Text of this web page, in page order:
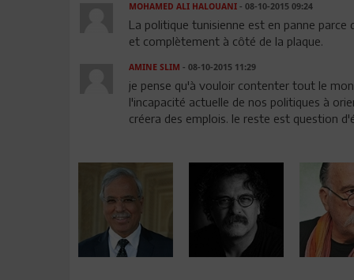
MOHAMED ALI HALOUANI- 08-10-2015 09:24
La politique tunisienne est en panne parce
et complètement à côté de la plaque.
AMINE SLIM - 08-10-2015 11:29
je pense qu'à vouloir contenter tout le
l'incapacité actuelle de nos politiques à
créera des emplois. le reste est question